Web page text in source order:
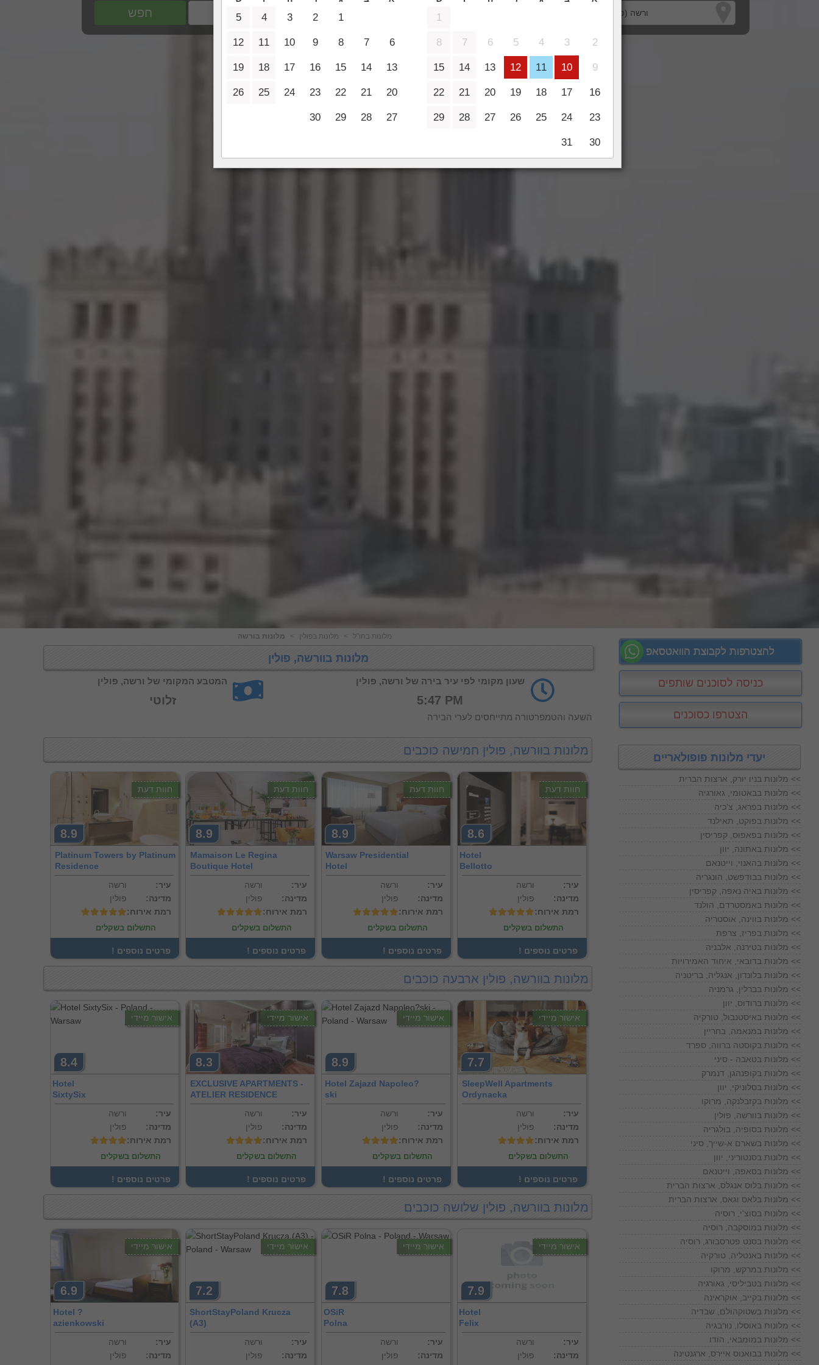
חפש
מלונות בורשה < מלונות בפולין < מלונות בחו"ל
מלונות בוורשה, פולין
המטבע המקומי של ורשה, פולין
זלוטי
שעון מקומי לפי עיר בירה של ורשה, פולין
5:47 PM
השעה והטמפרטורה מתייחסים לערי הבירה
מלונות בוורשה, פולין חמישה כוכבים
8.6
חוות דעת
Hotel
Bellotto
ורשה
:עיר
פולין
:מדינה
:רמת אירוח
התשלום בשקלים
! פרטים נוספים
8.9
חוות דעת
Warsaw Presidential
Hotel
ורשה
:עיר
פולין
:מדינה
:רמת אירוח
התשלום בשקלים
! פרטים נוספים
8.9
חוות דעת
Mamaison Le Regina
Boutique Hotel
ורשה
:עיר
פולין
:מדינה
:רמת אירוח
התשלום בשקלים
! פרטים נוספים
8.9
חוות דעת
Platinum Towers by Platinum
Residence
ורשה
:עיר
פולין
:מדינה
:רמת אירוח
התשלום בשקלים
! פרטים נוספים
מלונות בוורשה, פולין ארבעה כוכבים
7.7
אישור מיידי
SleepWell Apartments
Ordynacka
ורשה
:עיר
פולין
:מדינה
:רמת אירוח
התשלום בשקלים
! פרטים נוספים
8.9
אישור מיידי
Hotel Zajazd Napoleo?
ski
ורשה
:עיר
פולין
:מדינה
:רמת אירוח
התשלום בשקלים
! פרטים נוספים
8.3
אישור מיידי
EXCLUSIVE APARTMENTS -
ATELIER RESIDENCE
ורשה
:עיר
פולין
:מדינה
:רמת אירוח
התשלום בשקלים
! פרטים נוספים
8.4
אישור מיידי
Hotel
SixtySix
ורשה
:עיר
פולין
:מדינה
:רמת אירוח
התשלום בשקלים
! פרטים נוספים
מלונות בוורשה, פולין שלושה כוכבים
7.9
אישור מיידי
Hotel
Felix
ורשה
:עיר
פולין
:מדינה
7.8
אישור מיידי
OSiR
Polna
ורשה
:עיר
פולין
:מדינה
7.2
אישור מיידי
ShortStayPoland Krucza
(A3)
ורשה
:עיר
פולין
:מדינה
6.9
אישור מיידי
Hotel ?
azienkowski
ורשה
:עיר
פולין
:מדינה
להצטרפות לקבוצת הוואטסאפ
כניסה לסוכנים שותפים
הצטרפו כסוכנים
יעדי מלונות פופולאריים
מלונות בניו יורק, ארצות הברית <<
מלונות בבאטומי, גאורגיה <<
מלונות בפראג, צ'כיה <<
מלונות בפוקט, תאילנד <<
מלונות בפאפוס, קפריסין <<
מלונות באתונה, יוון <<
מלונות בהאנוי, וייטנאם <<
מלונות בבודפשט, הונגריה <<
מלונות באיה נאפה, קפריסין <<
מלונות באמסטרדם, הולנד <<
מלונות בווינה, אוסטריה <<
מלונות בפריז, צרפת <<
מלונות בטירנה, אלבניה <<
מלונות בדובאי, איחוד האמירויות <<
מלונות בלונדון, אנגליה, בריטניה <<
מלונות בברלין, גרמניה <<
מלונות ברודוס, יוון <<
מלונות באיסטנבול, טורקיה <<
מלונות במנאמה, בחריין <<
מלונות בקוסטה ברווה, ספרד <<
מלונות בטאבה - סיני <<
מלונות בקופנהגן, דנמרק <<
מלונות בסלוניקי, יוון <<
מלונות בקזבלנקה, מרוקו <<
מלונות בוורשה, פולין <<
מלונות בסופיה, בולגריה <<
מלונות בשארם א-שייך, סיני <<
מלונות בסנטוריני, יוון <<
מלונות בסאפה, וייטנאם <<
מלונות בלוס אנגלס, ארצות הברית <<
מלונות בלאס וגאס, ארצות הברית <<
מלונות בסוצ'י, רוסיה <<
מלונות במוסקבה, רוסיה <<
מלונות בסנט פטרסבורג, רוסיה <<
מלונות באנטליה, טורקיה <<
מלונות במרקש, מרוקו <<
מלונות בטביליסי, גאורגיה <<
מלונות בקייב, אוקראינה <<
מלונות בשטוקהולם, שבדיה <<
מלונות באוסלו, נורבגיה <<
מלונות במומבאי, הודו <<
מלונות בבואנוס איירס, ארגנטינה <<
1
2
3
4
5
6
7
8
9
10
11
12
13
14
15
16
17
18
19
20
21
22
23
24
25
26
27
28
29
30
31
1
2
3
4
5
6
7
8
9
10
11
12
13
14
15
16
17
18
19
20
21
22
23
24
25
26
27
28
29
30